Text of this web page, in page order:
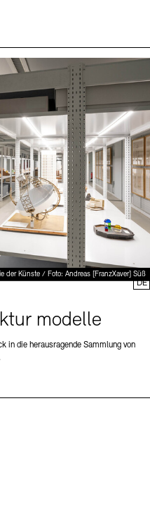
der Künste / Foto: Andreas [FranzXaver] Süß
modelle
in die herausragende Sammlung von
DE